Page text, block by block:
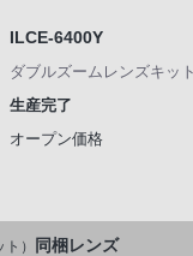
ILCE-6400Y
ダブルズームレンズキット
生産完了
オープン価格
） 同梱レンズ